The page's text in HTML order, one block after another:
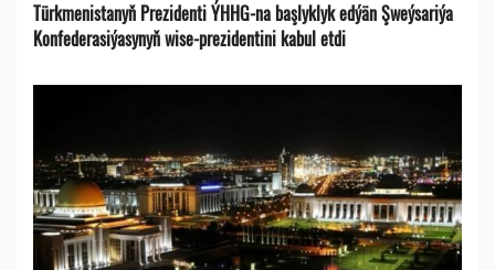
Türkmenistanyň Prezidenti ÝHHG-na başlyklyk edýän Şweýsariýa
Konfederasiýasynyň wise-prezidentini kabul etdi